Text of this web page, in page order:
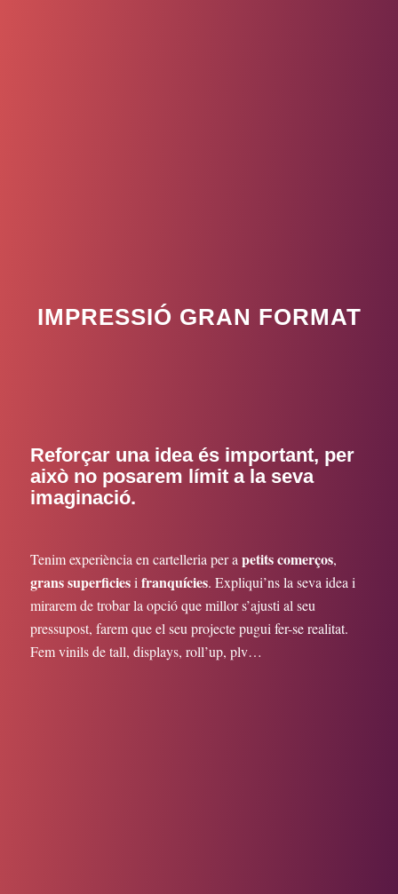
IMPRESSIÓ GRAN FORMAT
Reforçar una idea és important, per
això no posarem límit a la seva
imaginació.
Tenim experiència en cartelleria per a petits comerços,
grans superficiesi franquícies. Expliqui’ns la seva idea i
mirarem de trobar la opció que millor s’ajusti al seu
pressupost, farem que el seu projecte pugui fer-se realitat.
Fem vinils de tall, displays, roll’up, plv…